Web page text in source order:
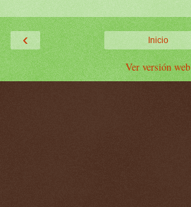
‹ Inicio
Ver versión web